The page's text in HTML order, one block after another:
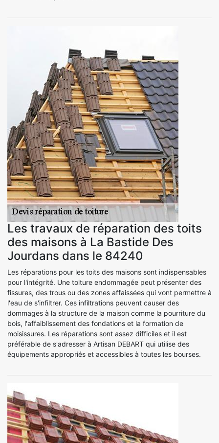
Les travaux de réparation des toits
des maisons à La Bastide Des
Jourdans dans le 84240
Les réparations pour les toits des maisons sont indispensables
pour l'intégrité. Une toiture endommagée peut présenter des
fissures, des trous ou des zones affaissées qui vont permettre à
l'eau de s'infiltrer. Ces infiltrations peuvent causer des
dommages à la structure de la maison comme la pourriture du
bois, l'affaiblissement des fondations et la formation de
moisissures. Les réparations sont assez difficiles et il est
préférable de s'adresser à Artisan DEBART qui utilise des
équipements appropriés et accessibles à toutes les bourses.